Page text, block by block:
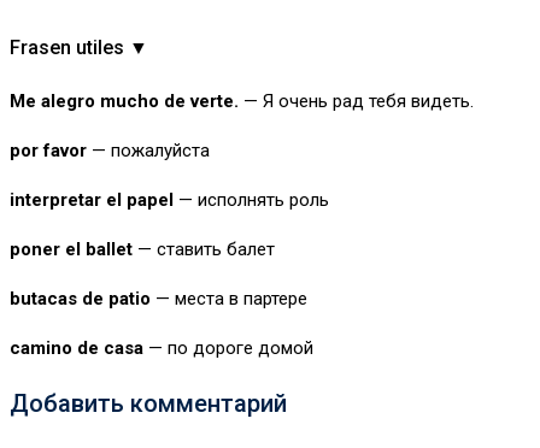
Frasen utiles ▼
Me alegro mucho de verte. — Я очень рад тебя видеть.
por favor — пожалуйста
interpretar el papel — исполнять роль
poner el ballet — ставить балет
butacas de patio — места в партере
camino de casa — по дороге домой
Добавить комментарий